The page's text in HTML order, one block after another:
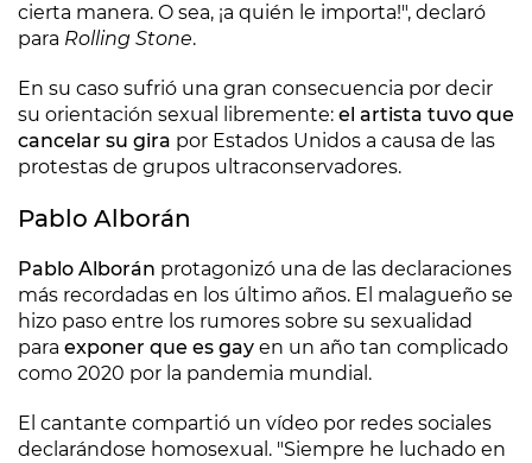
cierta manera. O sea, ¡a quién le importa!", declaró
para Rolling Stone.
En su caso sufrió una gran consecuencia por decir
su orientación sexual libremente: el artista tuvo que
cancelar su gira por Estados Unidos a causa de las
protestas de grupos ultraconservadores.
Pablo Alborán
Pablo Alborán protagonizó una de las declaraciones
más recordadas en los último años. El malagueño se
hizo paso entre los rumores sobre su sexualidad
para exponer que es gay en un año tan complicado
como 2020 por la pandemia mundial.
El cantante compartió un vídeo por redes sociales
declarándose homosexual. "Siempre he luchado en